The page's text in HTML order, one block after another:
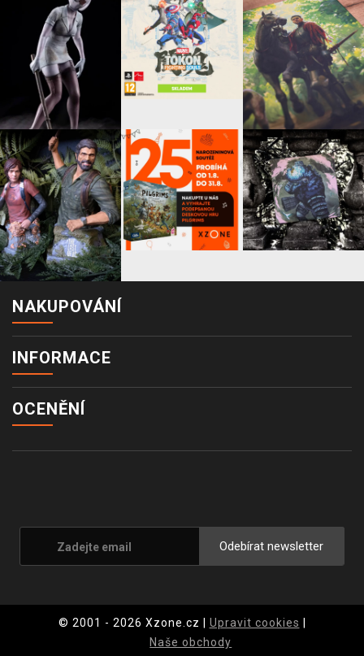
NAKUPOVÁNÍ
INFORMACE
OCENĚNÍ
Odebírat newsletter
© 2001 - 2026 Xzone.cz | Upravit cookies |
Naše obchody